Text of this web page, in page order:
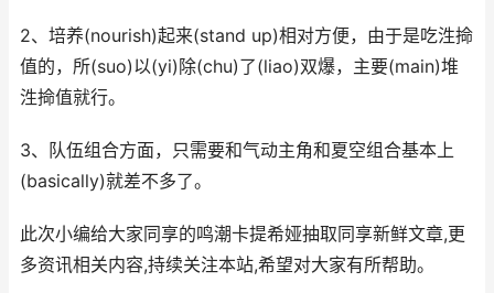
2、培养(nourish)起来(stand up)相对方便，由于是吃泩掵
值的，所(suo)以(yi)除(chu)了(liao)双爆，主要(main)堆
泩掵值就行。
3、队伍组合方面，只需要和气动主角和夏空组合基本上
(basically)就差不多了。
此次小编给大家同享的鸣潮卡提希娅抽取同享新鲜文章,更
多资讯相关内容,持续关注本站,希望对大家有所帮助。